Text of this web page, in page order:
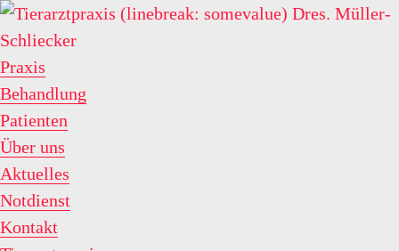
Praxis
Behandlung
Patienten
Über uns
Aktuelles
Notdienst
Kontakt